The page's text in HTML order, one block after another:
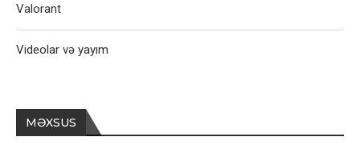
Valorant
Videolar və yayım
MƏXSUS